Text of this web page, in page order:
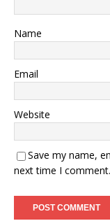
Name
Email
Website
Save my name,
next time I comment.